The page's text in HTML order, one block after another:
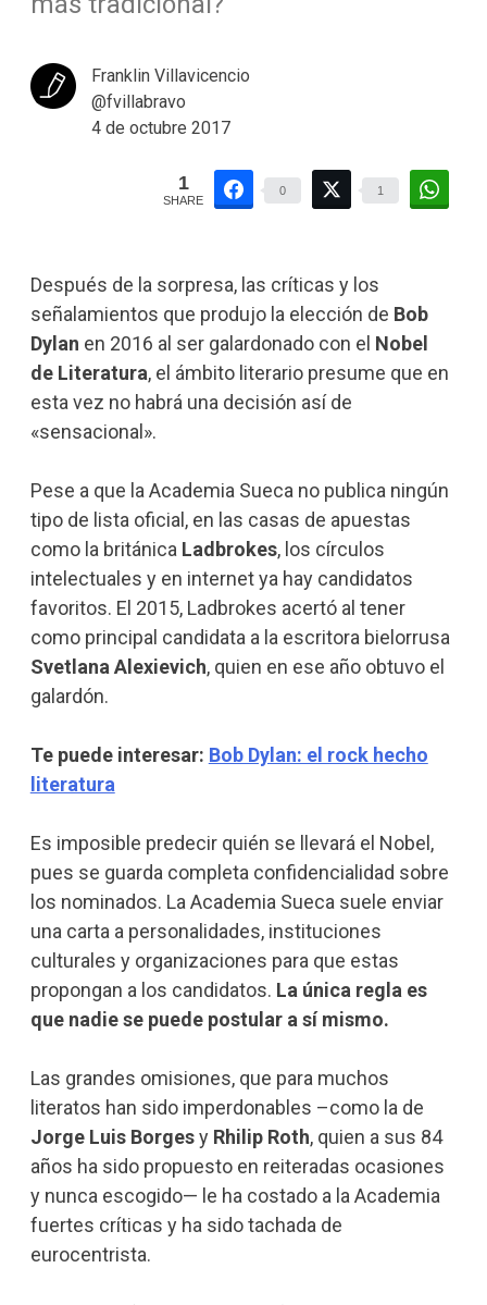
Franklin Villavicencio
@fvillabravo
4 de octubre 2017
1
SHARE
0 1
Después de la sorpresa, las críticas y los
señalamientos que produjo la elección de Bob
Dylan en 2016 al ser galardonado con el Nobel
de Literatura, el ámbito literario presume que en
esta vez no habrá una decisión así de
«sensacional».
Pese a que la Academia Sueca no publica ningún
tipo de lista oficial, en las casas de apuestas
como la británica Ladbrokes, los círculos
intelectuales y en internet ya hay candidatos
favoritos. El 2015, Ladbrokes acertó al tener
como principal candidata a la escritora bielorrusa
Svetlana Alexievich, quien en ese año obtuvo el
galardón.
Te puede interesar: Bob Dylan: el rock hecho
literatura
Es imposible predecir quién se llevará el Nobel,
pues se guarda completa confidencialidad sobre
los nominados. La Academia Sueca suele enviar
una carta a personalidades, instituciones
culturales y organizaciones para que estas
propongan a los candidatos. La única regla es
que nadie se puede postular a sí mismo.
Las grandes omisiones, que para muchos
literatos han sido imperdonables –como la de
Jorge Luis Borgesy Rhilip Roth, quien a sus 84
años ha sido propuesto en reiteradas ocasiones
y nunca escogido— le ha costado a la Academia
fuertes críticas y ha sido tachada de
eurocentrista.